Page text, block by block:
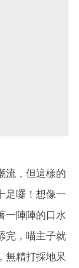
流，但這樣的
足囉！想像一
一陣陣的口水
完，喵主子就
無精打採地呆